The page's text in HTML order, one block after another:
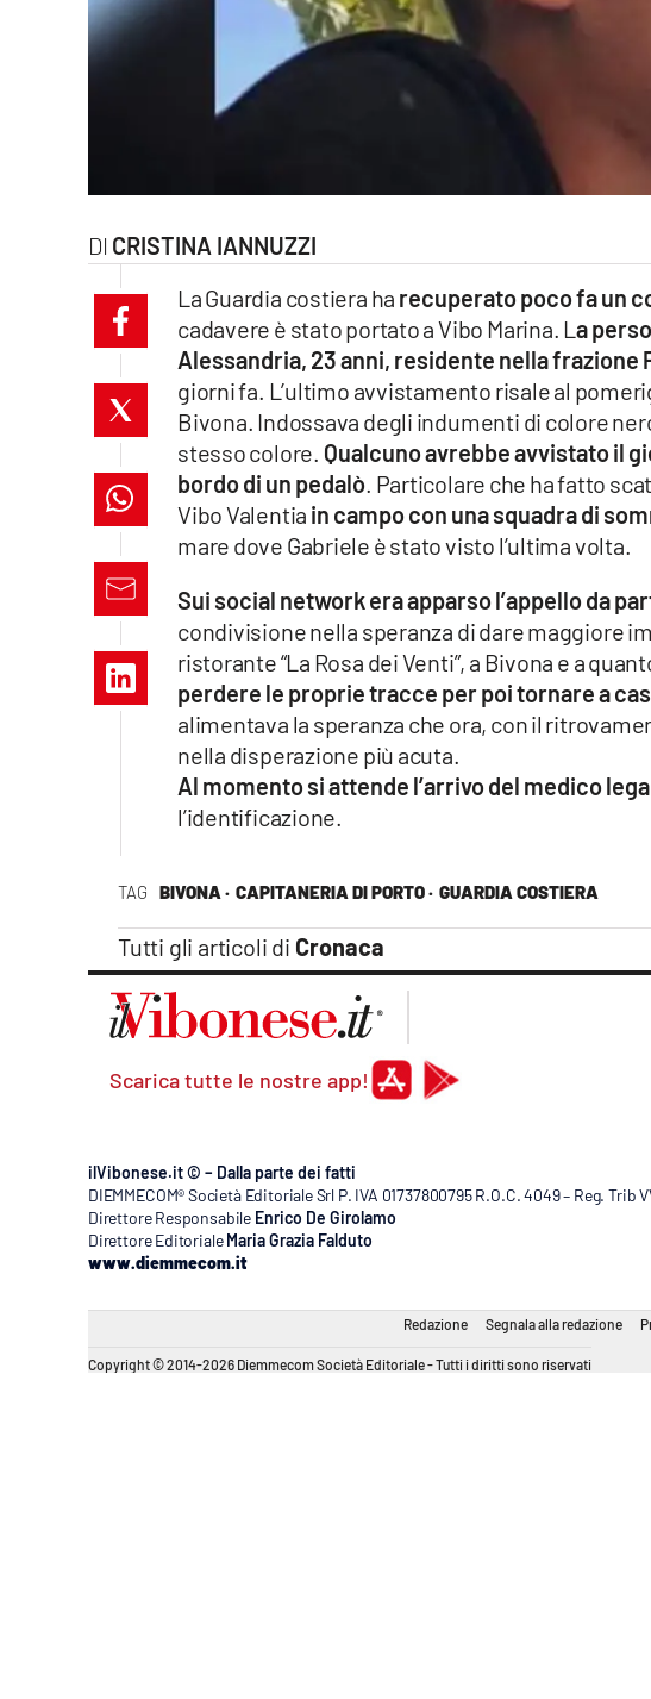
cosenzachannel.it
catanzarochannel.it
lacapitalenews.it
CRISTINA IANNUZZI
TAG BIVONA · CAPITANERIA DI PORTO · GUARDIA COSTIERA
Tutti gli articoli di Cronaca
La Guardia costiera ha recuperato poco fa un
cadavere è stato portato a Vibo Marina. La
Alessandria, 23 anni, residente nella frazione
giorni fa. L’ultimo avvistamento risale al
Bivona. Indossava degli indumenti di colore
stesso colore. Qualcuno avrebbe avvistato il
bordo di un pedalò. Particolare che ha fatto
Vibo Valentia in campo con una squadra di
mare dove Gabriele è stato visto l’ultima volta.
Sui social network era apparso l’appello da
condivisione nella speranza di dare maggiore
ristorante “La Rosa dei Venti”, a Bivona e a
perdere le proprie tracce per poi tornare a
alimentava la speranza che ora, con il
nella disperazione più acuta.
Al momento si attende l’arrivo del medico
l’identificazione.
Scarica tutte le nostre app!
ilVibonese.it © – Dalla parte dei fatti
DIEMMECOM® Società Editoriale Srl P. IVA 01737800795 R.O.C. 4049 – Reg. Trib
Direttore Responsabile Enrico De Girolamo
Direttore Editoriale Maria Grazia Falduto
www.diemmecom.it
Redazione Segnala alla redazione
Copyright © 2014-2026 Diemmecom Società Editoriale - Tutti i diritti sono riservati